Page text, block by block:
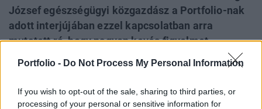
Portfolio - Do Not Process My Personal Information
If you wish to opt-out of the sale, sharing to third parties, or
processing of your personal or sensitive information for
József egészségügyi közgazdász a Portfolio-nak
adott interjújában ezzel kapcsolatban arra
mutatott rá, hogy nagyon kevés figyelmet
egészségügyre gyakorolt hatására. Szerinte
Magyarországon érdemben ezzel a kihívással
senki sem foglalkozik, ezért az időskori ellátások